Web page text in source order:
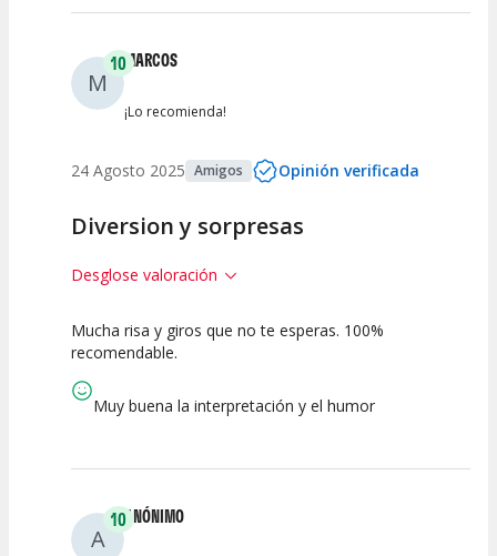
M
10MARCOS
¡Lo recomienda!
24 Agosto 2025 Amigos Opinión verificada
Diversion y sorpresas
Desglose valoración
10
Espectáculo
10 10
artística
Mucha risa y giros que no te esperas. 100%
recomendable.
Muy buena la interpretación y el humor
A
10ANÓNIMO